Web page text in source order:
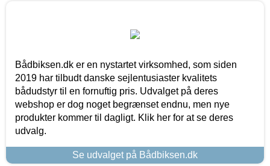
Bådbiksen.dk er en nystartet virksomhed, som siden
2019 har tilbudt danske sejlentusiaster kvalitets
bådudstyr til en fornuftig pris. Udvalget på deres
webshop er dog noget begrænset endnu, men nye
produkter kommer til dagligt. Klik her for at se deres
udvalg.
Se udvalget på Bådbiksen.dk